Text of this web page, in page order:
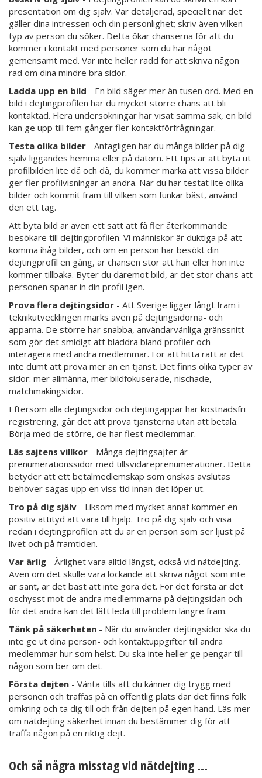
presentation om dig själv. Var detaljerad, speciellt när det
gäller dina intressen och din personlighet; skriv även vilken
typ av person du söker. Detta ökar chanserna för att du
kommer i kontakt med personer som du har något
gemensamt med. Var inte heller rädd för att skriva någon
rad om dina mindre bra sidor.
Ladda upp en bild - En bild säger mer än tusen ord. Med en
bild i dejtingprofilen har du mycket större chans att bli
kontaktad. Flera undersökningar har visat samma sak, en bild
kan ge upp till fem gånger fler kontaktförfrågningar.
Testa olika bilder - Antagligen har du många bilder på dig
själv liggandes hemma eller på datorn. Ett tips är att byta ut
profilbilden lite då och då, du kommer märka att vissa bilder
ger fler profilvisningar än andra. När du har testat lite olika
bilder och kommit fram till vilken som funkar bäst, använd
den ett tag.
Att byta bild är även ett sätt att få fler återkommande
besökare till dejtingprofilen. Vi människor är duktiga på att
komma ihåg bilder, och om en person har besökt din
dejtingprofil en gång, är chansen stor att han eller hon inte
kommer tillbaka. Byter du däremot bild, är det stor chans att
personen spanar in din profil igen.
Prova flera dejtingsidor - Att Sverige ligger långt fram i
teknikutvecklingen märks även på dejtingsidorna- och
apparna. De större har snabba, användarvänliga gränssnitt
som gör det smidigt att bläddra bland profiler och
interagera med andra medlemmar. För att hitta rätt är det
inte dumt att prova mer än en tjänst. Det finns olika typer av
sidor: mer allmänna, mer bildfokuserade, nischade,
matchmakingsidor.
Eftersom alla dejtingsidor och dejtingappar har kostnadsfri
registrering, går det att prova tjänsterna utan att betala.
Börja med de större, de har flest medlemmar.
Läs sajtens villkor - Många dejtingsajter är
prenumerationssidor med tillsvidareprenumerationer. Detta
betyder att ett betalmedlemskap som önskas avslutas
behöver sägas upp en viss tid innan det löper ut.
Tro på dig själv - Liksom med mycket annat kommer en
positiv attityd att vara till hjälp. Tro på dig själv och visa
redan i dejtingprofilen att du är en person som ser ljust på
livet och på framtiden.
Var ärlig - Ärlighet vara alltid längst, också vid nätdejting.
Även om det skulle vara lockande att skriva något som inte
är sant, är det bäst att inte göra det. För det första är det
oschysst mot de andra medlemmarna på dejtingsidan och
för det andra kan det lätt leda till problem längre fram.
Tänk på säkerheten - När du använder dejtingsidor ska du
inte ge ut dina person- och kontaktuppgifter till andra
medlemmar hur som helst. Du ska inte heller ge pengar till
någon som ber om det.
Första dejten - Vänta tills att du känner dig trygg med
personen och träffas på en offentlig plats där det finns folk
omkring och ta dig till och från dejten på egen hand. Läs mer
om nätdejting säkerhet innan du bestämmer dig för att
träffa någon på en riktig dejt.
Och så några misstag vid nätdejting ...